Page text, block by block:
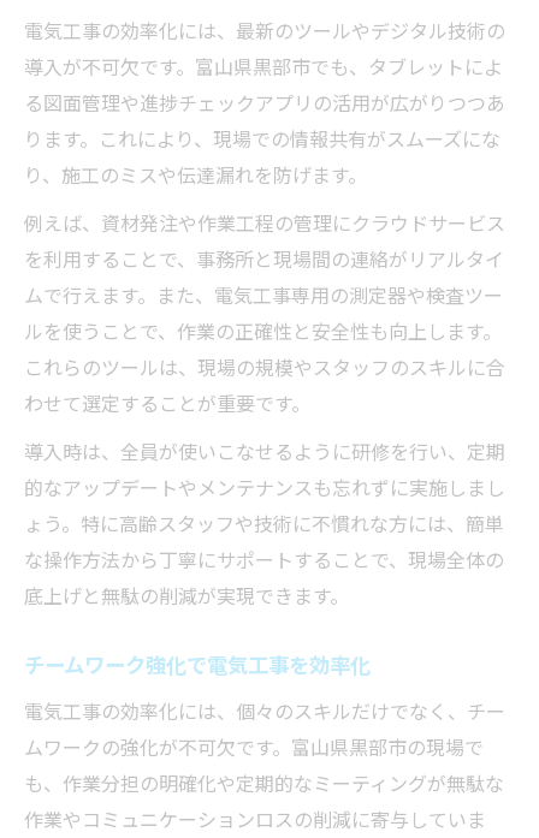
電気工事の効率化には、最新のツールやデジタル技術の
導入が不可欠です。富山県黒部市でも、タブレットによ
る図面管理や進捗チェックアプリの活用が広がりつつあ
ります。これにより、現場での情報共有がスムーズにな
り、施工のミスや伝達漏れを防げます。
例えば、資材発注や作業工程の管理にクラウドサービス
を利用することで、事務所と現場間の連絡がリアルタイ
ムで行えます。また、電気工事専用の測定器や検査ツー
ルを使うことで、作業の正確性と安全性も向上します。
これらのツールは、現場の規模やスタッフのスキルに合
わせて選定することが重要です。
導入時は、全員が使いこなせるように研修を行い、定期
的なアップデートやメンテナンスも忘れずに実施しまし
ょう。特に高齢スタッフや技術に不慣れな方には、簡単
な操作方法から丁寧にサポートすることで、現場全体の
底上げと無駄の削減が実現できます。
チームワーク強化で電気工事を効率化
電気工事の効率化には、個々のスキルだけでなく、チー
ムワークの強化が不可欠です。富山県黒部市の現場で
も、作業分担の明確化や定期的なミーティングが無駄な
作業やコミュニケーションロスの削減に寄与していま